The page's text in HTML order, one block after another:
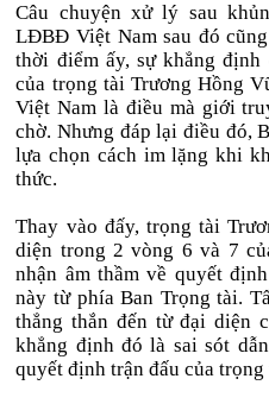
Câu chuyện xử lý sau
LĐBĐ Việt Nam sau đó
thời điểm ấy, sự khẳng
của trọng tài Trương Hồng
Việt Nam là điều mà giới
chờ. Nhưng đáp lại điều đó,
lựa chọn cách im lặng khi
thức.
Thay vào đấy, trọng tài
diện trong 2 vòng 6 và 7
nhận âm thầm về quyết
này từ phía Ban Trọng tài.
thẳng thắn đến từ đại diện
khẳng định đó là sai sót
quyết định trận đấu của